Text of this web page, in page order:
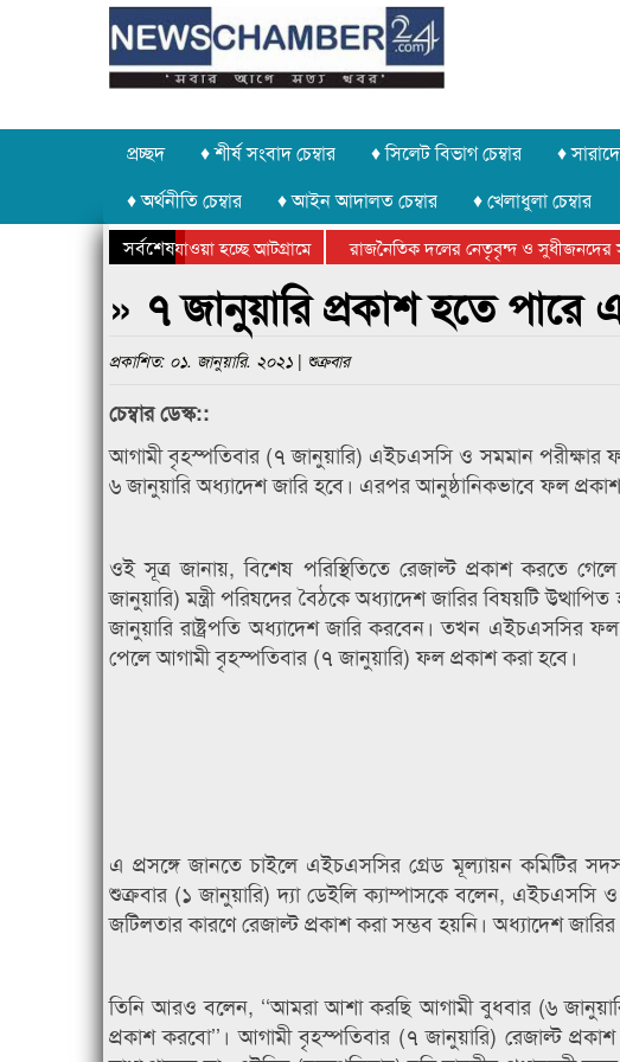
প্রচ্ছদ ♦ শীর্ষ সংবাদ চেম্বার ♦ সিলেট বিভাগ চেম্বার ♦
♦ অর্থনীতি চেম্বার
♦ আইন আদালত চেম্বার ♦ খেলাধুলা চেম্বার
সর্বশেষ
চুরি করে নিয়ে যাওয়া হচ্ছে আটগ্রামে রাজনৈতিক দলের নেতৃবৃন্দ ও সুধীজনদের
ক্রীড়া প্রতিযোগিতার পুরস্কার বিতরণ সম্পন্ন
সিলেটে বাংলাদেশ গ্রুপ থিয়েটার
» ৭ জানুয়ারি প্রকাশ হতে
প্রকাশিত: ০১. জানুয়ারি. ২০২১ | শুক্রবার
চেম্বার ডেস্ক::
আগামী বৃহস্পতিবার (৭ জানুয়ারি) এইচএসসি ও সমমান পরীক্ষার
৬ জানুয়ারি অধ্যাদেশ জারি হবে। এরপর আনুষ্ঠানিকভাবে ফল
ওই সূত্র জানায়, বিশেষ পরিস্থিতিতে রেজাল্ট প্রকাশ করতে
জানুয়ারি) মন্ত্রী পরিষদের বৈঠকে অধ্যাদেশ জারির বিষয়টি
জানুয়ারি রাষ্ট্রপতি অধ্যাদেশ জারি করবেন। তখন এইচএসসির
পেলে আগামী বৃহস্পতিবার (৭ জানুয়ারি) ফল প্রকাশ করা হবে।
এ প্রসঙ্গে জানতে চাইলে এইচএসসির গ্রেড মূল্যায়ন কমিটির
শুক্রবার (১ জানুয়ারি) দ্যা ডেইলি ক্যাম্পাসকে বলেন, এইচএসসি
জটিলতার কারণে রেজাল্ট প্রকাশ করা সম্ভব হয়নি। অধ্যাদেশ
তিনি আরও বলেন, ‘‘আমরা আশা করছি আগামী বুধবার (৬
প্রকাশ করবো’’। আগামী বৃহস্পতিবার (৭ জানুয়ারি) রেজাল্ট